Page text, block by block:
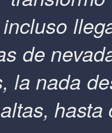
de
la nada
hasta